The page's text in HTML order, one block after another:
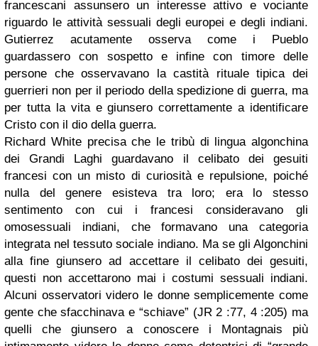
francescani assunsero un interesse attivo e vociante
riguardo le attività sessuali degli europei e degli indiani.
Gutierrez acutamente osserva come i Pueblo
guardassero con sospetto e infine con timore delle
persone che osservavano la castità rituale tipica dei
guerrieri non per il periodo della spedizione di guerra, ma
per tutta la vita e giunsero correttamente a identificare
Cristo con il dio della guerra.
Richard White precisa che le tribù di lingua algonchina
dei Grandi Laghi guardavano il celibato dei gesuiti
francesi con un misto di curiosità e repulsione, poiché
nulla del genere esisteva tra loro; era lo stesso
sentimento con cui i francesi consideravano gli
omosessuali indiani, che formavano una categoria
integrata nel tessuto sociale indiano. Ma se gli Algonchini
alla fine giunsero ad accettare il celibato dei gesuiti,
questi non accettarono mai i costumi sessuali indiani.
Alcuni osservatori videro le donne semplicemente come
gente che sfacchinava e “schiave” (JR 2 :77, 4 :205) ma
quelli che giunsero a conoscere i Montagnais più